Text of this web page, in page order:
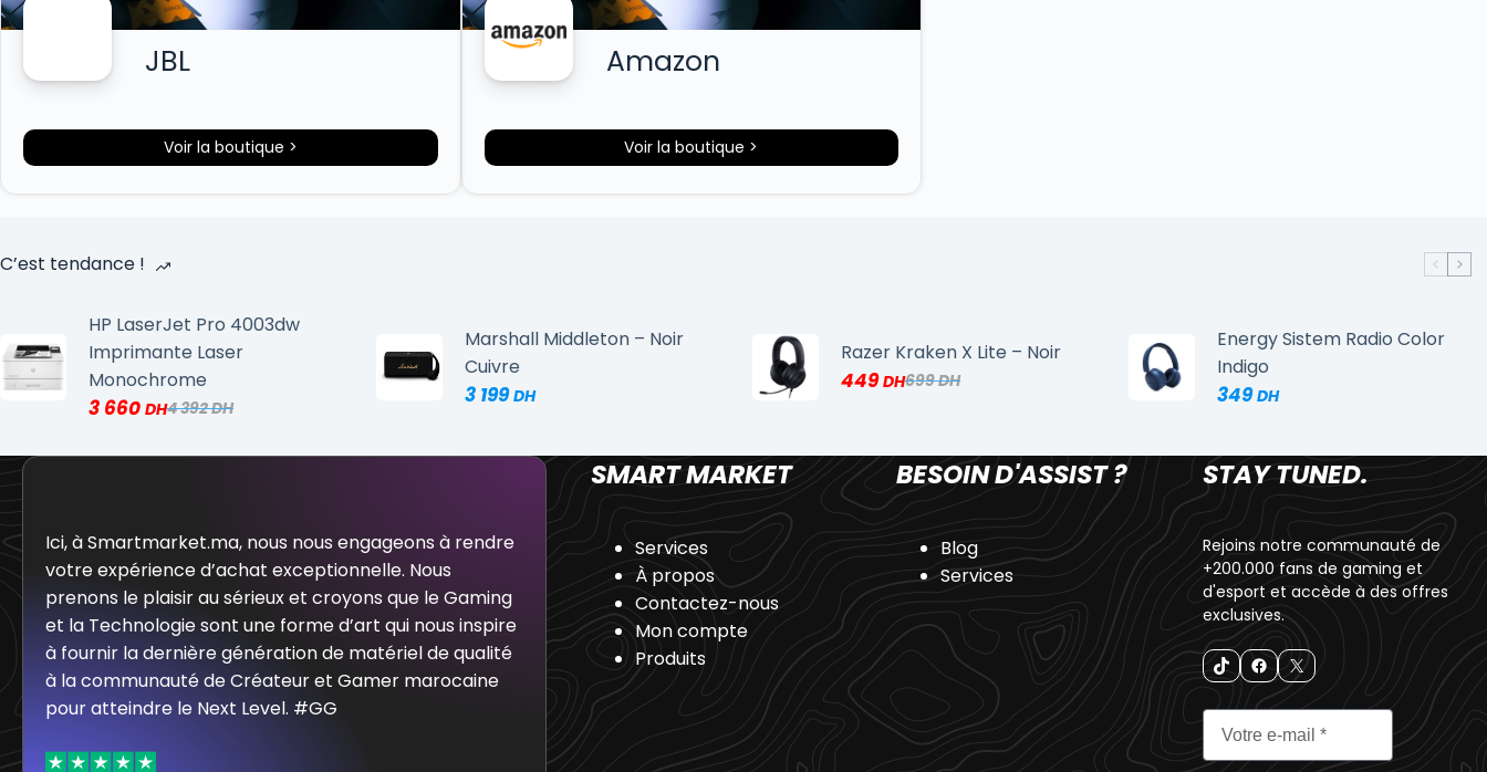
JBL
Voir la boutique >
Amazon
Voir la boutique >
C’est tendance !
HP LaserJet Pro 4003dw
Imprimante Laser
Monochrome
4 392
3 660
Marshall Middleton – Noir
Cuivre
3 199
Razer Kraken X Lite – Noir
699
449
Energy Sistem Radio Color
Indigo
349
Ici, à Smartmarket.ma, nous nous engageons à rendre
votre expérience d’achat exceptionnelle. Nous
prenons le plaisir au sérieux et croyons que le Gaming
et la Technologie sont une forme d’art qui nous inspire
à fournir la dernière génération de matériel de qualité
à la communauté de Créateur et Gamer marocaine
pour atteindre le Next Level. #GG
SMART MARKET
Services
À propos
Contactez-nous
Mon compte
Produits
BESOIN D'ASSIST ?
Blog
Services
STAY TUNED.
Rejoins notre communauté de
+200.000 fans de gaming et
d'esport et accède à des offres
exclusives.